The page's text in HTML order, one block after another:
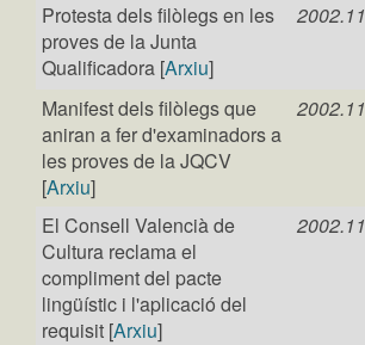
Protesta dels filòlegs en les
proves de la Junta
Qualificadora [Arxiu]
Manifest dels filòlegs que
aniran a fer d'examinadors a
les proves de la JQCV
[Arxiu]
El Consell Valencià de
Cultura reclama el
compliment del pacte
lingüístic i l'aplicació del
requisit [Arxiu]